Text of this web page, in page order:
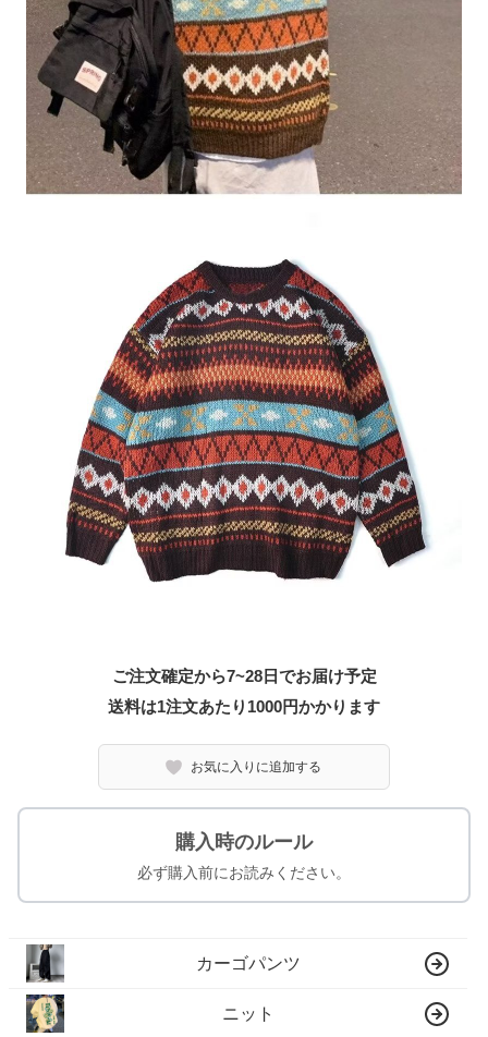
ご注文確定から7~28日でお届け予定
送料は1注文あたり 1000円かかります
お気に入りに追加する
購入時のルール
必ず購入前にお読みください。
カーゴパンツ
ニット